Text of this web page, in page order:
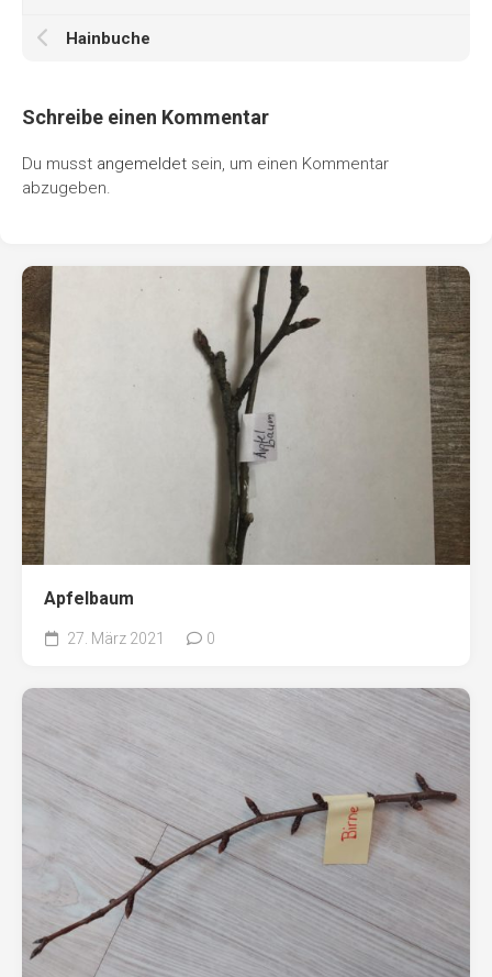
Hainbuche
Schreibe einen Kommentar
Du musst angemeldet sein, um einen Kommentar
abzugeben.
Apfelbaum
27. März 2021 0